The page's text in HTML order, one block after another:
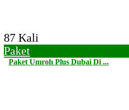
87 Kali
Paket
Paket Umroh Plus Dubai Di ...